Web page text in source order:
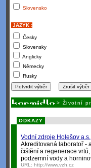
Slovensko
JAZYK :
Česky
Slovensky
Anglicky
Německy
Rusky
> Životní
ODKAZY
Vodní zdroje Holešov a.s.
Akreditovaná laboratoř -
čištění a regenerace
podzemní vody a
URL: http://www.vzh.cz